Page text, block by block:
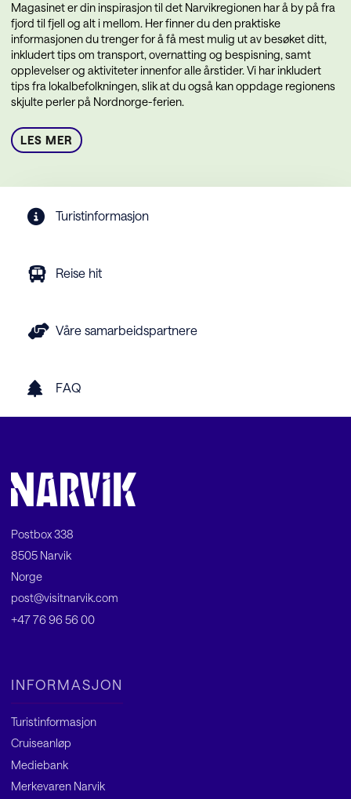
Magasinet er din inspirasjon til det Narvikregionen har å by på fra
fjord til fjell og alt i mellom. Her finner du den praktiske
informasjonen du trenger for å få mest mulig ut av besøket ditt,
inkludert tips om transport, overnatting og bespisning, samt
opplevelser og aktiviteter innenfor alle årstider. Vi har inkludert
tips fra lokalbefolkningen, slik at du også kan oppdage regionens
skjulte perler på Nordnorge-ferien.
LES MER
Turistinformasjon
Reise hit
Våre samarbeidspartnere
FAQ
Postbox 338
8505 Narvik
Norge
post@visitnarvik.com
+47 76 96 56 00
INFORMASJON
Turistinformasjon
Cruiseanløp
Mediebank
Merkevaren Narvik